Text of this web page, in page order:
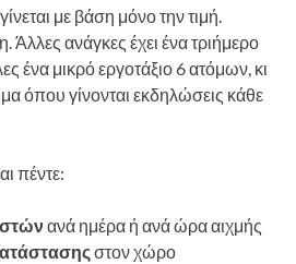
με βάση μόνο την τιμή.
Άλλες ανάγκες έχει ένα τριήμερο
ένα μικρό εργοτάξιο 6 ατόμων, κι
όπου γίνονται εκδηλώσεις κάθε
πέντε:
ανά ημέρα ή ανά ώρα αιχμής
στον χώρο